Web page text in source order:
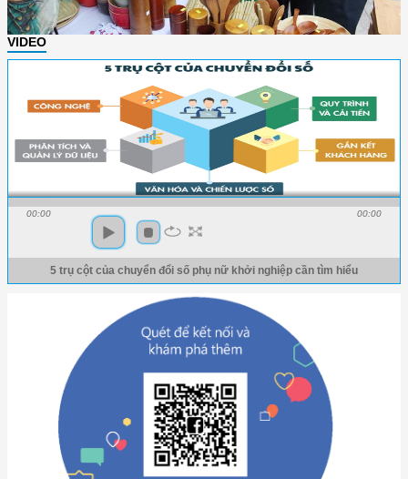
VIDEO
00:00 00:00
5 trụ cột của chuyển đổi số phụ nữ khởi nghiệp cần tìm hiểu